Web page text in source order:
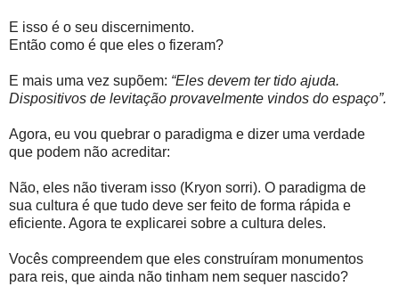
E isso é o seu discernimento.
Então como é que eles o fizeram?
E mais uma vez supõem: “Eles devem ter tido ajuda.
Dispositivos de levitação provavelmente vindos do espaço”.
Agora, eu vou quebrar o paradigma e dizer uma verdade
que podem não acreditar:
Não, eles não tiveram isso (Kryon sorri). O paradigma de
sua cultura é que tudo deve ser feito de forma rápida e
eficiente. Agora te explicarei sobre a cultura deles.
Vocês compreendem que eles construíram monumentos
para reis, que ainda não tinham nem sequer nascido?